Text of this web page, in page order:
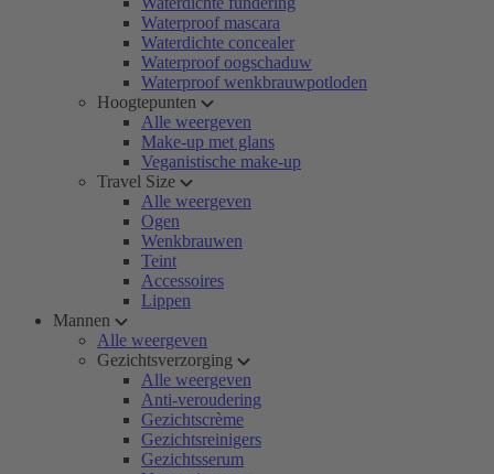
Waterproof mascara
Waterdichte concealer
Waterproof oogschaduw
Waterproof wenkbrauwpotloden
Hoogtepunten
Alle weergeven
Make-up met glans
Veganistische make-up
Travel Size
Alle weergeven
Ogen
Wenkbrauwen
Teint
Accessoires
Lippen
Mannen
Alle weergeven
Gezichtsverzorging
Alle weergeven
Anti-veroudering
Gezichtscrème
Gezichtsreinigers
Gezichtsserum